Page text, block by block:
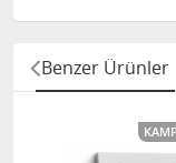
Benzer Ürünler